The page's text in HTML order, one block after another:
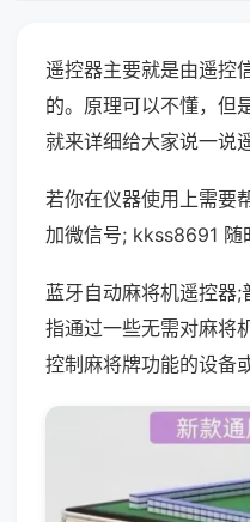
遥控器主要就是由遥控
的。原理可以不懂，但
就来详细给大家说一说
若你在仪器使用上需要
加微信号; kkss8691 随
蓝牙自动麻将机遥控器
指通过一些无需对麻将
控制麻将牌功能的设备